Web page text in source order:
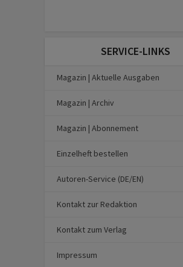
SERVICE-LINKS
Magazin | Aktuelle Ausgaben
Magazin | Archiv
Magazin | Abonnement
Einzelheft bestellen
Autoren-Service (DE/EN)
Kontakt zur Redaktion
Kontakt zum Verlag
Impressum